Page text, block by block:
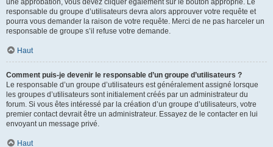
une approbation, vous devez cliquer également sur le bouton approprié. Le
responsable du groupe d’utilisateurs devra alors approuver votre requête et
pourra vous demander la raison de votre requête. Merci de ne pas harceler un
responsable de groupe s’il refuse votre demande.
Haut
Comment puis-je devenir le responsable d’un groupe d’utilisateurs ?
Le responsable d’un groupe d’utilisateurs est généralement assigné lorsque
les groupes d’utilisateurs sont initialement créés par un administrateur du
forum. Si vous êtes intéressé par la création d’un groupe d’utilisateurs, votre
premier contact devrait être un administrateur. Essayez de le contacter en lui
envoyant un message privé.
Haut